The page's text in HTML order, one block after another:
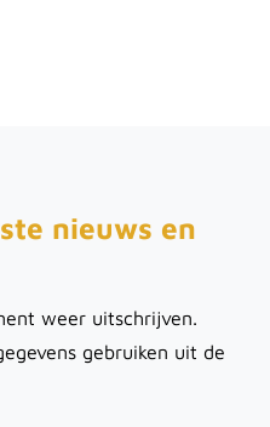
nieuws en
weer uitschrijven.
gebruiken uit de